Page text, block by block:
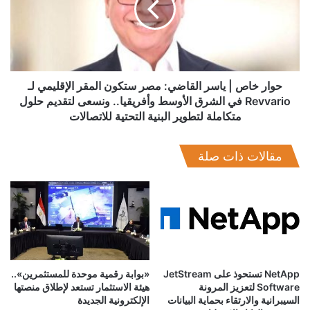
الإقليمي
Revvario
الأوسط
وأفريقيا..
ونسعى
متكاملة
لتطوير
للاتصالات
حوار خاص | ياسر القاضي: مصر ستكون المقر الإقليمي لـ
Revvario في الشرق الأوسط وأفريقيا.. ونسعى لتقديم حلول
متكاملة لتطوير البنية التحتية للاتصالات
مقالات ذات صلة
NetApp تستحوذ على JetStream
Software لتعزيز المرونة
السيبرانية والارتقاء بحماية البيانات
«بوابة رقمية موحدة للمستثمرين»..
هيئة الاستثمار تستعد لإطلاق منصتها
الإلكترونية الجديدة